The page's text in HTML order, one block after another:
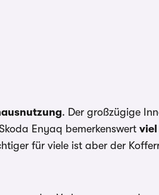
. Der großzügige
Enyaq bemerkenswert viel
für viele ist aber der